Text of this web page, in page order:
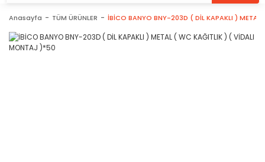
Anasayfa TÜM ÜRÜNLER İBİCO BANYO BNY-203D ( DİL KAPAKLI )